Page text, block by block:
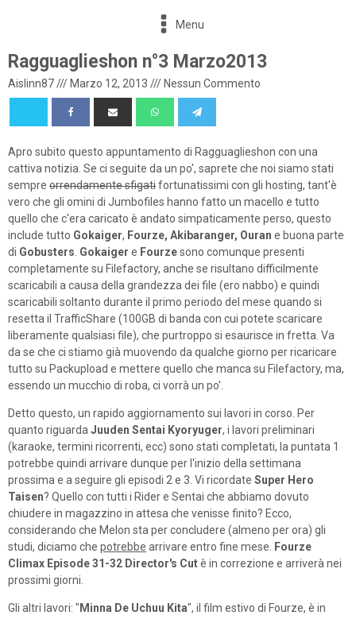
Menu
Ragguaglieshon n°3 Marzo2013
Aislinn87/// Marzo 12, 2013 /// Nessun Commento
Apro subito questo appuntamento di Ragguaglieshon con una
cattiva notizia. Se ci seguite da un po', saprete che noi siamo stati
sempre orrendamente sfigatifortunatissimi con gli hosting, tant'è
vero che gli omini di Jumbofiles hanno fatto un macello e tutto
quello che c'era caricato è andato simpaticamente perso, questo
include tutto Gokaiger, Fourze, Akibaranger, Ouran e buona parte
di Gobusters Gokaiger e Fourzesono comunque presenti
completamente su Filefactory, anche se risultano difficilmente
scaricabili a causa della grandezza dei file (ero nabbo) e quindi
scaricabili soltanto durante il primo periodo del mese quando si
resetta il TrafficShare (100GB di banda con cui potete scaricare
liberamente qualsiasi file), che purtroppo si esaurisce in fretta. Va
da se che ci stiamo già muovendo da qualche giorno per ricaricare
tutto su Packupload e mettere quello che manca su Filefactory, ma,
essendo un mucchio di roba, ci vorrà un po'.
Detto questo, un rapido aggiornamento sui lavori in corso. Per
quanto riguarda Juuden Sentai Kyoryuger, i lavori preliminari
(karaoke, termini ricorrenti, ecc) sono stati completati, la puntata 1
potrebbe quindi arrivare dunque per l'inizio della settimana
prossima e a seguire gli episodi 2 e 3. Vi ricordate Super Hero
Taisen? Quello con tutti i Rider e Sentai che abbiamo dovuto
chiudere in magazzino in attesa che venisse finito? Ecco,
considerando che Melon sta per concludere (almeno per ora) gli
studi, diciamo che potrebbe arrivare entro fine mese.
Fourze
Climax Episode 31-32 Director's Cutè in correzione e arriverà nei
prossimi giorni.
Gli altri lavori: " Minna De Uchuu Kita", il film estivo di Fourze, è in